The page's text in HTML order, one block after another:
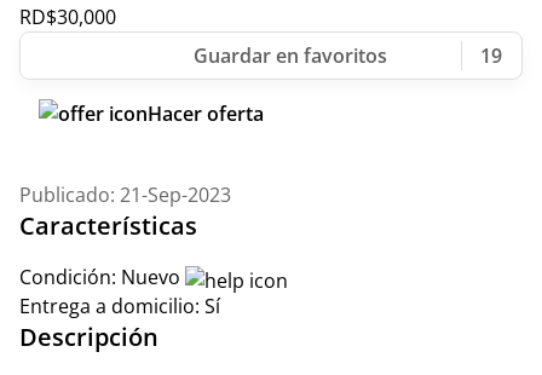
RD$30,000
19
Hacer oferta
Publicado: 21-Sep-2023
Características
Condición: Nuevo
Entrega a domicilio: Sí
Descripción